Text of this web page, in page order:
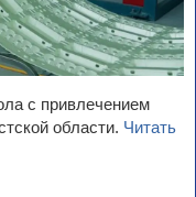
с привлечением
области. Читать